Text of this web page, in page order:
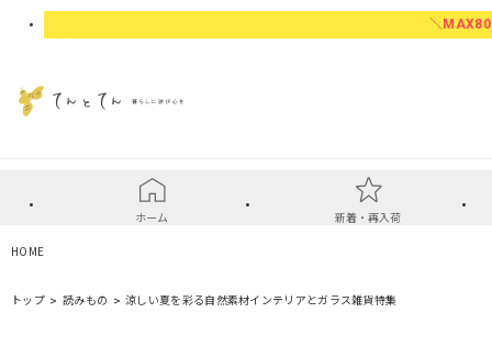
＼
ホーム 新着・再入荷
HOME
トップ 読みもの 涼しい夏を彩る自然素材インテリアとガラス雑貨特集